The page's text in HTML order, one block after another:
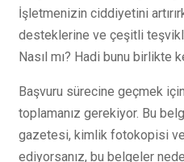
İşletmenizin ciddiyetini
desteklerine ve çeşitli
Nasıl mı? Hadi bunu birlikte
Başvuru sürecine geçmek
toplamanız gerekiyor. Bu
gazetesi, kimlik fotokopisi ve
ediyorsanız, bu belgeler